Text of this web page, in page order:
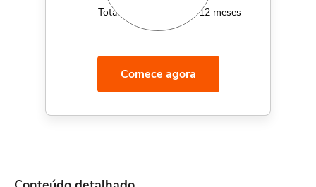
Total de R$179,40 por 12 meses
Comece agora